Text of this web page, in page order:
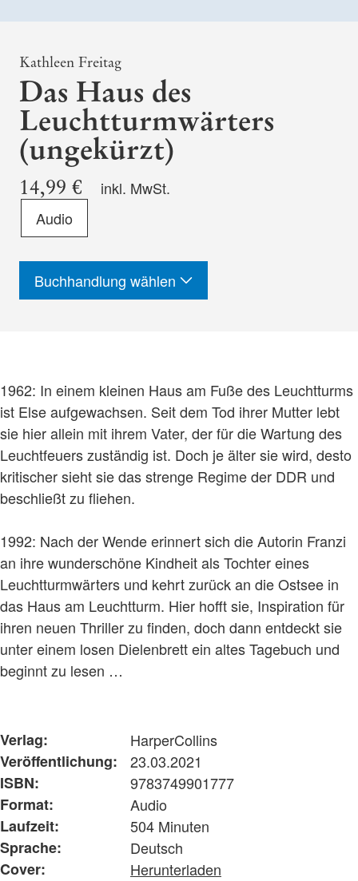
Kathleen Freitag
Das Haus des
Leuchtturmwärters
(ungekürzt)
14,99 €
inkl. MwSt.
Audio
Buchhandlung wählen
1962: In einem kleinen Haus am Fuße des Leuchtturms
ist Else aufgewachsen. Seit dem Tod ihrer Mutter lebt
sie hier allein mit ihrem Vater, der für die Wartung des
Leuchtfeuers zuständig ist. Doch je älter sie wird, desto
kritischer sieht sie das strenge Regime der DDR und
beschließt zu fliehen.
1992: Nach der Wende erinnert sich die Autorin Franzi
an ihre wunderschöne Kindheit als Tochter eines
Leuchtturmwärters und kehrt zurück an die Ostsee in
das Haus am Leuchtturm. Hier hofft sie, Inspiration für
ihren neuen Thriller zu finden, doch dann entdeckt sie
unter einem losen Dielenbrett ein altes Tagebuch und
beginnt zu lesen …
Verlag:
HarperCollins
Veröffentlichung:
23.03.2021
ISBN:
9783749901777
Format:
Audio
Laufzeit:
504 Minuten
Sprache:
Deutsch
Cover:
Herunterladen